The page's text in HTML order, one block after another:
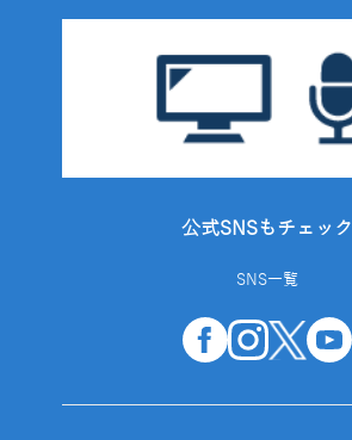
公式SNSもチェック
SNS一覧